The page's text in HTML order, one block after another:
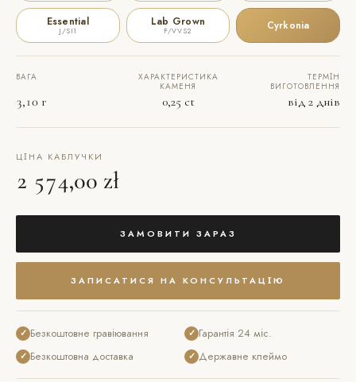
Essential
J/SI1
Lab Grown
F/VVS2 Cyrkonia
ВАГА
3,10 г
ХАРАКТЕРИСТИКА
КАМЕНЯ
0,25 ct
ТЕРМІН
ВИГОТОВЛЕННЯ
від 2 днів
ЦІНА КАБЛУЧКИ
2 574,00 zł
ЗАМОВИТИ ЗАРАЗ
ЗАПИСАТИСЯ НА КОНСУЛЬТАЦІЮ
✓ Безкоштовне гравіювання
✓ Безкоштовна доставка
✓ Гарантія 24 міс.
✓ Державне клеймо